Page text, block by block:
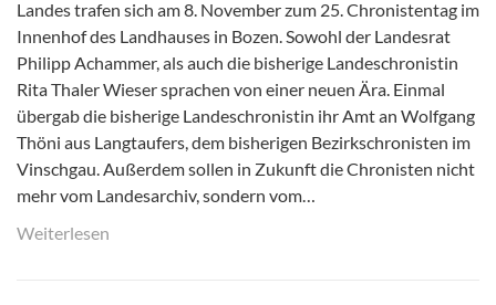
Landes trafen sich am 8. November zum 25. Chronistentag im
Innenhof des Landhauses in Bozen. Sowohl der Landesrat
Philipp Achammer, als auch die bisherige Landeschronistin
Rita Thaler Wieser sprachen von einer neuen Ära. Einmal
übergab die bisherige Landeschronistin ihr Amt an Wolfgang
Thöni aus Langtaufers, dem bisherigen Bezirkschronisten im
Vinschgau. Außerdem sollen in Zukunft die Chronisten nicht
mehr vom Landesarchiv, sondern vom…
Weiterlesen